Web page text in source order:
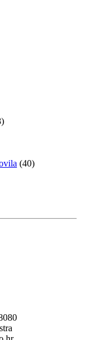
(40)